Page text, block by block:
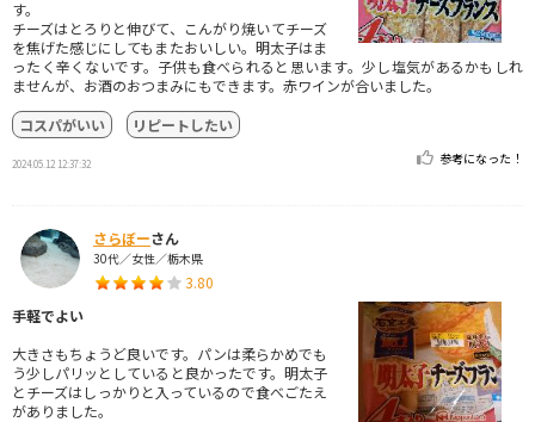
す。
チーズはとろりと伸びて、こんがり焼いてチーズ
を焦げた感じにしてもまたおいしい。明太子はま
ったく辛くないです。子供も食べられると思います。少し塩気があるかもしれ
ませんが、お酒のおつまみにもできます。赤ワインが合いました。
コスパがいい
リピートしたい
2024.05.12 12:37:32 参考になった！
さらぼーさん
30代／女性／栃木県
3.80
手軽でよい
大きさもちょうど良いです。パンは柔らかめでも
う少しパリッとしていると良かったです。明太子
とチーズはしっかりと入っているので食べごたえ
がありました。